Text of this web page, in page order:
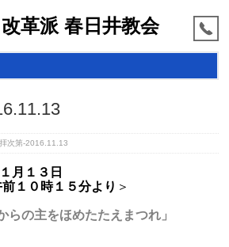
革派 春日井教会
次第-2016.11.13
月１３日
前１０時１５分より ＞
の主をほめたたえまつれ」